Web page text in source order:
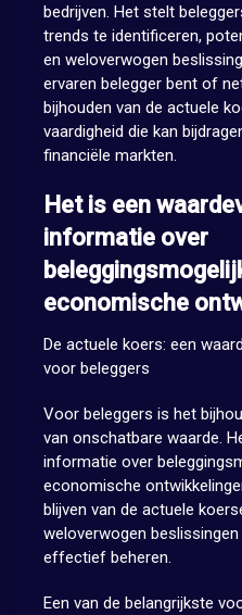
bedrijven. Het stelt
trends te identificeren,
en weloverwogen
ervaren belegger bent of
bijhouden van de actuele
vaardigheid die kan
financiële markten.
Het is een
informatie over
economische
De actuele koers: een
voor beleggers
Voor beleggers is het
van onschatbare waarde.
informatie over
economische
blijven van de actuele
weloverwogen
effectief beheren.
Een van de belangrijkste